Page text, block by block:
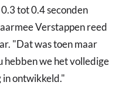
tot 0.4 seconden
Verstappen reed
"Dat was toen maar
hebben we het volledige
in ontwikkeld."